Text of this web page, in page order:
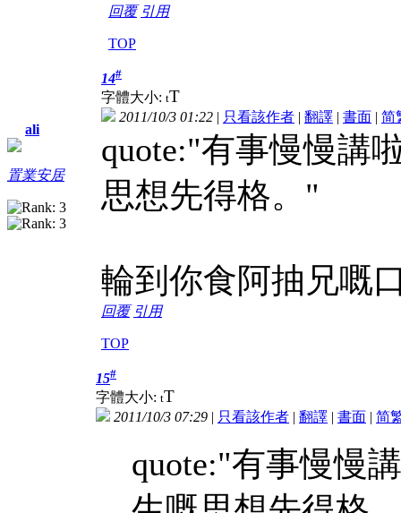
回覆 引用
TOP
ali
置業安居
14#
字體大小: tT
2011/10/3 01:22 | 只看該作者 | 翻譯 | 書面 | 简
quote:"有事慢慢講
思想先得格。"
輪到你食阿抽兄嘅
回覆 引用
TOP
15#
字體大小: tT
2011/10/3 07:29 | 只看該作者 | 翻譯 | 書面 | 简
quote:"有事慢慢